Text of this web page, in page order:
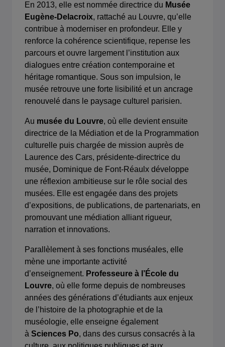
En 2013, elle est nommée directrice du Musée
Eugène-Delacroix, rattaché au Louvre, qu’elle
contribue à moderniser en profondeur. Elle y
renforce la cohérence scientifique, repense les
parcours et ouvre largement l’institution aux
dialogues entre création contemporaine et
héritage romantique. Sous son impulsion, le
musée retrouve une forte lisibilité et un ancrage
renouvelé dans le paysage culturel parisien.
Au musée du Louvre, où elle devient ensuite
directrice de la Médiation et de la Programmation
culturelle puis chargée de mission auprès de
Laurence des Cars, présidente-directrice du
musée, Dominique de Font-Réaulx développe
une réflexion ambitieuse sur le rôle social des
musées. Elle est engagée dans des projets
d’expositions, de publications, de partenariats, en
promouvant une médiation alliant rigueur,
narration et innovations.
Parallèlement à ses fonctions muséales, elle
mène une importante activité
d’enseignement. Professeure à l’École du
Louvre, où elle forme depuis de nombreuses
années des générations d’étudiants aux enjeux
de l’histoire de la photographie et de la
muséologie, elle enseigne également
à Sciences Po, dans des cursus consacrés à la